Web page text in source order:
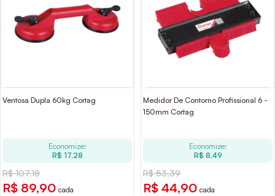
Ventosa Dupla 60kg Cortag
Economize:
R$ 17,28
R$ 107,18
R$ 89,90 cada
Medidor De Contorno Profissional 6 -
150mm Cortag
Economize:
R$ 8,49
R$ 53,39
R$ 44,90 cada